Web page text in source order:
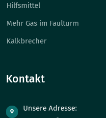
Hilfsmittel
Mehr Gas im Faulturm
Kalkbrecher
Kontakt
Unsere Adresse: